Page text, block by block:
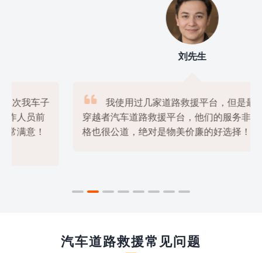

我使用过几家道路救援平台，但是最满意的还是
穿越者汽车道路救援平台，他们的服务非常专业，价
格也很公道，绝对是物美价廉的好选择！

汽车道路救援常见问题